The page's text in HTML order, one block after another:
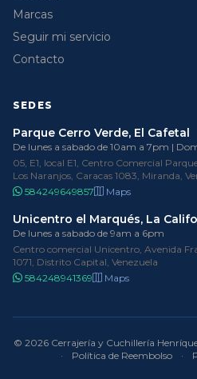
Marcas
Seguir mi servicio
Contacto
SEDES
Parque Cerro Verde, El Cafetal
De lunes a sabado de 10am a 7pm |
05, E1, local E1, Centro Comercial
Los Naranjos, Caracas 1083, Miranda,
584249649857
Maps
Unicentro el Marqués, La
De lunes a sabado de 9am a 6pm
Centro comercial Unicentro, Avenida
1071, Distrito Capital, Venezuela
584248941369
Maps
© 2026 Cerrajería y Cuchillería
·
Política de Reembolso ·